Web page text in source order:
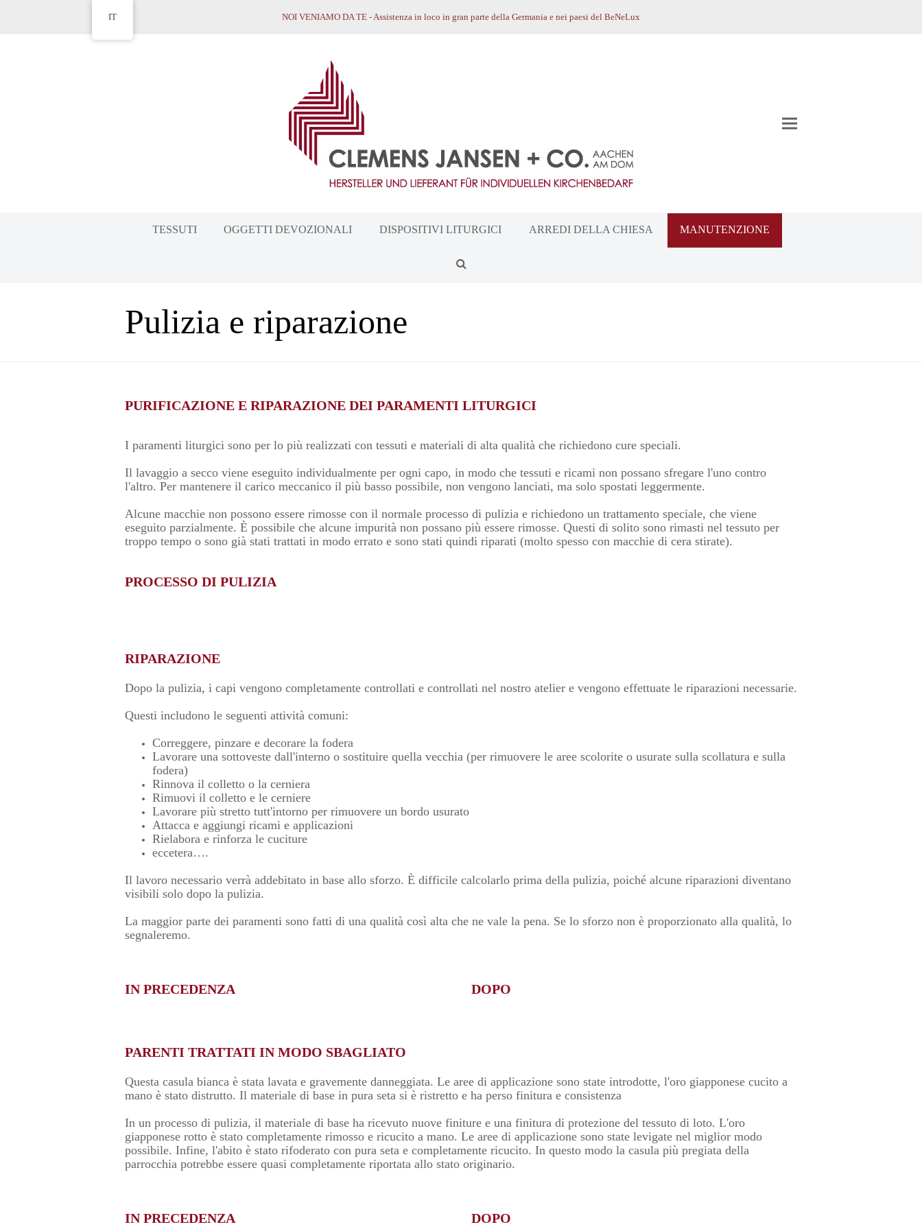
NOI VENIAMO DA TE - Assistenza in loco in gran parte della Germania e nei paesi del BeNeLux
TESSUTI OGGETTI DEVOZIONALI DISPOSITIVI LITURGICI ARREDI DELLA CHIESA MANUTENZIONE
Pulizia e riparazione
PURIFICAZIONE E RIPARAZIONE DEI PARAMENTI LITURGICI
I paramenti liturgici sono per lo più realizzati con tessuti e materiali di alta qualità che richiedono cure speciali.
Il lavaggio a secco viene eseguito individualmente per ogni capo, in modo che tessuti e ricami non possano sfregare l'uno contro
l'altro. Per mantenere il carico meccanico il più basso possibile, non vengono lanciati, ma solo spostati leggermente.
Alcune macchie non possono essere rimosse con il normale processo di pulizia e richiedono un trattamento speciale, che viene
eseguito parzialmente. È possibile che alcune impurità non possano più essere rimosse. Questi di solito sono rimasti nel tessuto per
troppo tempo o sono già stati trattati in modo errato e sono stati quindi riparati (molto spesso con macchie di cera stirate).
PROCESSO DI PULIZIA
RIPARAZIONE
Dopo la pulizia, i capi vengono completamente controllati e controllati nel nostro atelier e vengono effettuate le riparazioni necessarie.
Questi includono le seguenti attività comuni:
Correggere, pinzare e decorare la fodera
Lavorare una sottoveste dall'interno o sostituire quella vecchia (per rimuovere le aree scolorite o usurate sulla scollatura e sulla
fodera)
Rinnova il colletto o la cerniera
Rimuovi il colletto e le cerniere
Lavorare più stretto tutt'intorno per rimuovere un bordo usurato
Attacca e aggiungi ricami e applicazioni
Rielabora e rinforza le cuciture
eccetera….
Il lavoro necessario verrà addebitato in base allo sforzo. È difficile calcolarlo prima della pulizia, poiché alcune riparazioni diventano
visibili solo dopo la pulizia.
La maggior parte dei paramenti sono fatti di una qualità così alta che ne vale la pena. Se lo sforzo non è proporzionato alla qualità, lo
segnaleremo.
IN PRECEDENZA DOPO
PARENTI TRATTATI IN MODO SBAGLIATO
Questa casula bianca è stata lavata e gravemente danneggiata. Le aree di applicazione sono state introdotte, l'oro giapponese cucito a
mano è stato distrutto. Il materiale di base in pura seta si è ristretto e ha perso finitura e consistenza
In un processo di pulizia, il materiale di base ha ricevuto nuove finiture e una finitura di protezione del tessuto di loto. L'oro
giapponese rotto è stato completamente rimosso e ricucito a mano. Le aree di applicazione sono state levigate nel miglior modo
possibile. Infine, l'abito è stato rifoderato con pura seta e completamente ricucito. In questo modo la casula più pregiata della
parrocchia potrebbe essere quasi completamente riportata allo stato originario.
IN PRECEDENZA DOPO
IT